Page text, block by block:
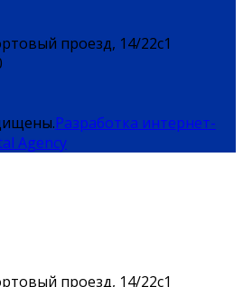
проезд, 14/22c1
Разработка интернет-
Agency
проезд, 14/22c1